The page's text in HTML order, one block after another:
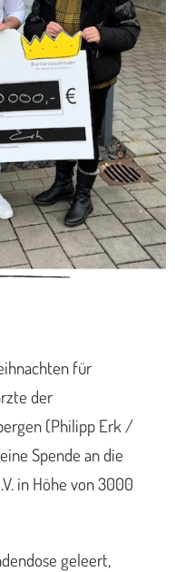
für
der
(Philipp Erk /
Spende an die
in Höhe von 3000
geleert,